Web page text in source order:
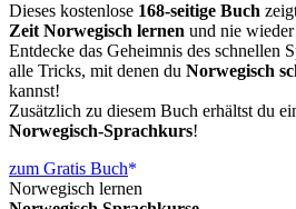
Dieses kostenlose 168-seitige Buch
Zeit Norwegisch lernen und nie
Entdecke das Geheimnis des schnellen
alle Tricks, mit denen du Norwegisch
kannst!
Zusätzlich zu diesem Buch erhältst du
Norwegisch-Sprachkurs!
zum Gratis Buch
Norwegisch lernen